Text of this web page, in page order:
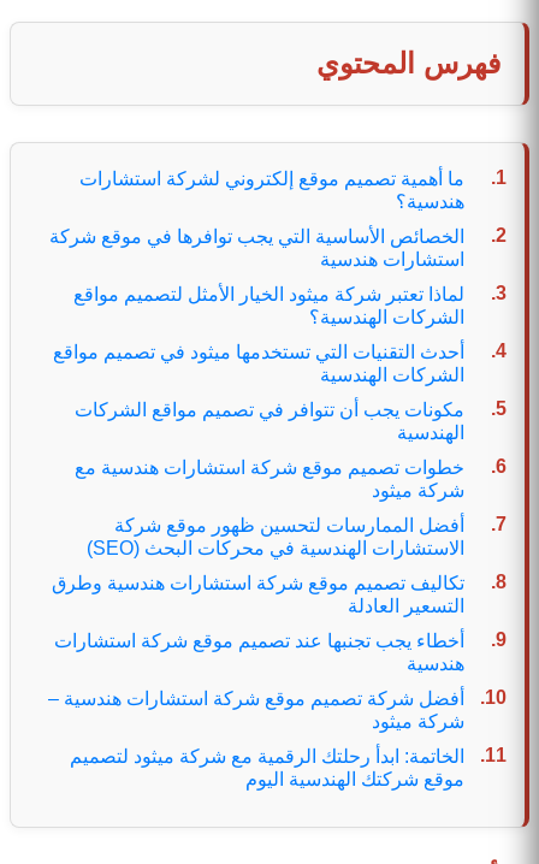
فهرس المحتوي
ما أهمية تصميم موقع إلكتروني لشركة استشارات
هندسية؟
الخصائص الأساسية التي يجب توافرها في موقع شركة
استشارات هندسية
لماذا تعتبر شركة ميثود الخيار الأمثل لتصميم مواقع
الشركات الهندسية؟
أحدث التقنيات التي تستخدمها ميثود في تصميم مواقع
الشركات الهندسية
مكونات يجب أن تتوافر في تصميم مواقع الشركات
الهندسية
خطوات تصميم موقع شركة استشارات هندسية مع
شركة ميثود
أفضل الممارسات لتحسين ظهور موقع شركة
الاستشارات الهندسية في محركات البحث (SEO)
تكاليف تصميم موقع شركة استشارات هندسية وطرق
التسعير العادلة
أخطاء يجب تجنبها عند تصميم موقع شركة استشارات
هندسية
أفضل شركة تصميم موقع شركة استشارات هندسية –
شركة ميثود
الخاتمة: ابدأ رحلتك الرقمية مع شركة ميثود لتصميم
موقع شركتك الهندسية اليوم